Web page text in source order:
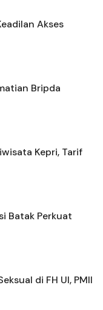
Akses
Bripda
Kepri, Tarif
Batak Perkuat
di FH UI, PMII